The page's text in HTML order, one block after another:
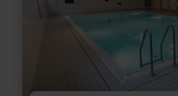
(Lehrschwimmbecken)